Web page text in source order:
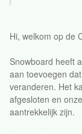
Hi, welkom op de
Snowboard heeft
aan toevoegen
veranderen. Het
afgesloten en
aantrekkelijk zijn.